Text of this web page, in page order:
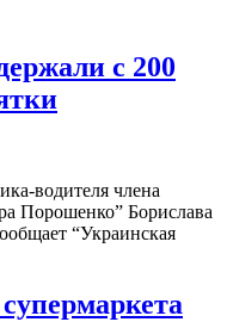
с 200
водителя члена
Порошенко” Борислава
“Украинская